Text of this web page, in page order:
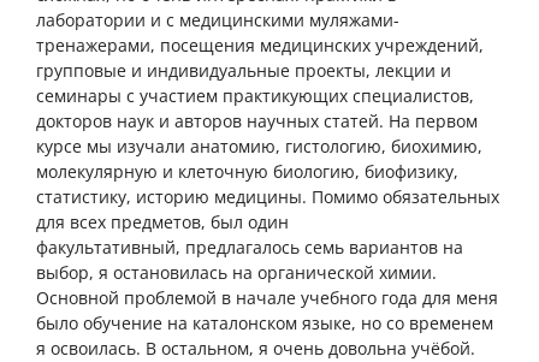
лаборатории и с медицинскими муляжами-
тренажерами, посещения медицинских учреждений,
групповые и индивидуальные проекты, лекции и
семинары с участием практикующих специалистов,
докторов наук и авторов научных статей. На первом
курсе мы изучали анатомию, гистологию, биохимию,
молекулярную и клеточную биологию, биофизику,
статистику, историю медицины. Помимо обязательных
для всех предметов, был один
факультативный, предлагалось семь вариантов на
выбор, я остановилась на органической химии.
Основной проблемой в начале учебного года для меня
было обучение на каталонском языке, но со временем
я освоилась. В остальном, я очень довольна учёбой.